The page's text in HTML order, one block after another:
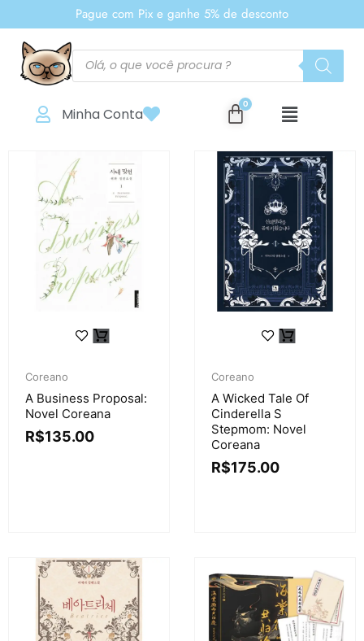
Pague com Pix e ganhe 5% de desconto
Minha Conta
Coreano
A Business Proposal:
Novel Coreana
R$135.00
Coreano
A Wicked Tale Of
Cinderella S
Stepmom: Novel
Coreana
R$175.00